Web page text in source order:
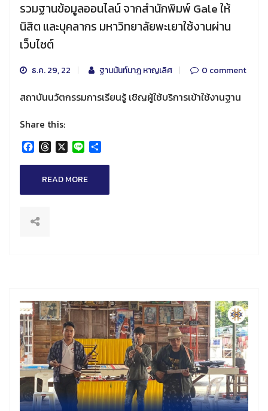
รวมฐานข้อมูลออนไลน์ จากสำนักพิมพ์ Gale ให้
นิสิต และบุคลากร มหาวิทยาลัยพะเยาใช้งานผ่าน
เว็บไซต์
ธ.ค. 29, 22 ฐานนันท์นาฎ หาญเลิศ 0 comment
สถาบันนวัตกรรมการเรียนรู้ เชิญผู้ใช้บริการเข้าใช้งานฐาน
Share this:
Facebook
Threads
X Line
READ MORE